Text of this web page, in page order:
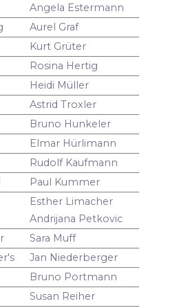
Angela Estermann
Aurel Graf
Kurt Grüter
Rosina Hertig
Heidi Müller
Astrid Troxler
Bruno Hunkeler
Elmar Hürlimann
Rudolf Kaufmann
Paul Kummer
Esther Limacher
Andrijana Petkovic
Sara Muff
Jan Niederberger
Bruno Portmann
Susan Reiher